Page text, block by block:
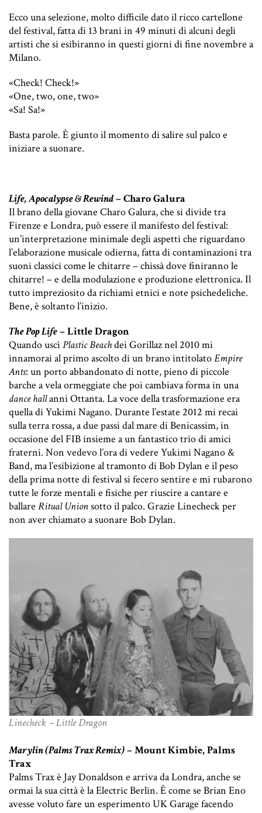
Ecco una selezione, molto difficile dato il ricco cartellone
del festival, fatta di 13 brani in 49 minuti di alcuni degli
artisti che si esibiranno in questi giorni di fine novembre a
Milano.
«Check! Check!»
«One, two, one, two»
«Sa! Sa!»
Basta parole. È giunto il momento di salire sul palco e
iniziare a suonare.
Life, Apocalypse & Rewind– Charo Galura
Il brano della giovane Charo Galura, che si divide tra
Firenze e Londra, può essere il manifesto del festival:
un’interpretazione minimale degli aspetti che riguardano
l’elaborazione musicale odierna, fatta di contaminazioni tra
suoni classici come le chitarre – chissà dove finiranno le
chitarre! – e della modulazione e produzione elettronica. Il
tutto impreziosito da richiami etnici e note psichedeliche.
Bene, è soltanto l’inizio.
The Pop Life– Little Dragon
Quando uscìPlastic Beachdei Gorillaz nel 2010 mi
innamorai al primo ascolto di un brano intitolatoEmpire
Ants: un porto abbandonato di notte, pieno di piccole
barche a vela ormeggiate che poi cambiava forma in una
dance hallanni Ottanta. La voce della trasformazione era
quella di Yukimi Nagano. Durante l’estate 2012 mi recai
sulla terra rossa, a due passi dal mare di Benicassim, in
occasione del FIB insieme a un fantastico trio di amici
fraterni. Non vedevo l’ora di vedere Yukimi Nagano &
Band, ma l’esibizione al tramonto di Bob Dylan e il peso
della prima notte di festival si fecero sentire e mi rubarono
tutte le forze mentali e fisiche per riuscire a cantare e
ballare Ritual Unionsotto il palco. Grazie Linecheck per
non aver chiamato a suonare Bob Dylan.
Linecheck – Little Dragon
Marylin (Palms Trax Remix)– Mount Kimbie, Palms
Trax
Palms Trax è Jay Donaldson e arriva da Londra, anche se
ormai la sua città è la Electric Berlin. È come se Brian Eno
avesse voluto fare un esperimento UK Garage facendo